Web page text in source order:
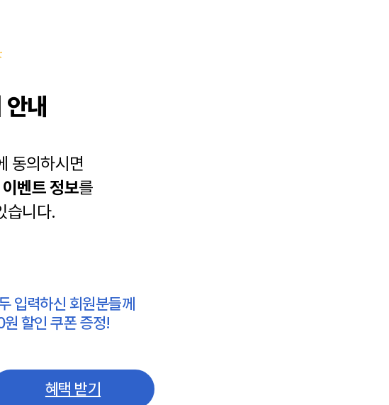
내
동의하시면
이벤트 정보를
습니다.
입력하신 회원분들께
할인 쿠폰 증정!
혜택 받기